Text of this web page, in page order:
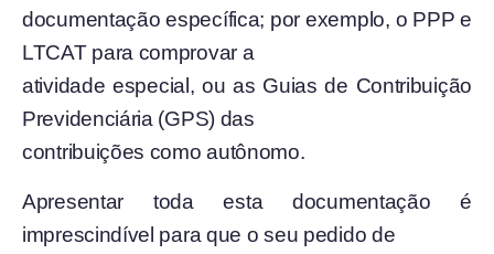
documentação específica; por exemplo, o PPP e
LTCAT para comprovar a
atividade especial, ou as Guias de Contribuição
Previdenciária (GPS) das
contribuições como autônomo.
Apresentar toda esta documentação é
imprescindível para que o seu pedido de